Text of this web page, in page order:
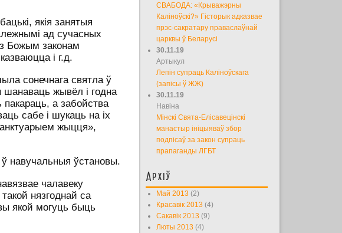
якія занятыя
ад сучасных
Божым законам
і г.д.
сонечнага святла ў
шанаваць жывёл і годна
пакараць, а забойства
сабе і шукаць на іх
жыцця»,
ў навучальныя ўстановы.
чалавеку
нязгоднай са
якой могуць быць
СВАБОДА: «Крыважэрны
Каліноўскі?» Гісторык адказвае
прэс-сакратару праваслаўнай
царквы ў Беларусі
30.11.19
Артыкул
Лепін супраць Каліноўскага
(запісы ў ЖЖ)
30.11.19
Навіна
Мінскі Свята-Елісавецінскі
манастыр ініцыяваў збор
подпісаў за закон супраць
прапаганды ЛГБТ
Архіў
Май 2013 (2)
Красавік 2013 (4)
Сакавік 2013 (9)
Люты 2013 (4)